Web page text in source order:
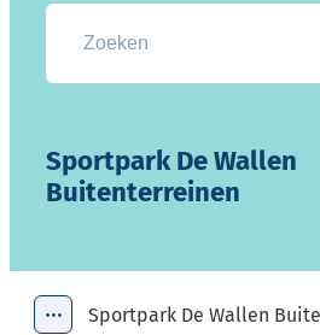
Sportpark De Wallen
Buitenterreinen
Toon alle broodkruimel items
Sportpark De Wallen